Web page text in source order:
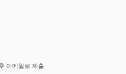
이메일로 제출